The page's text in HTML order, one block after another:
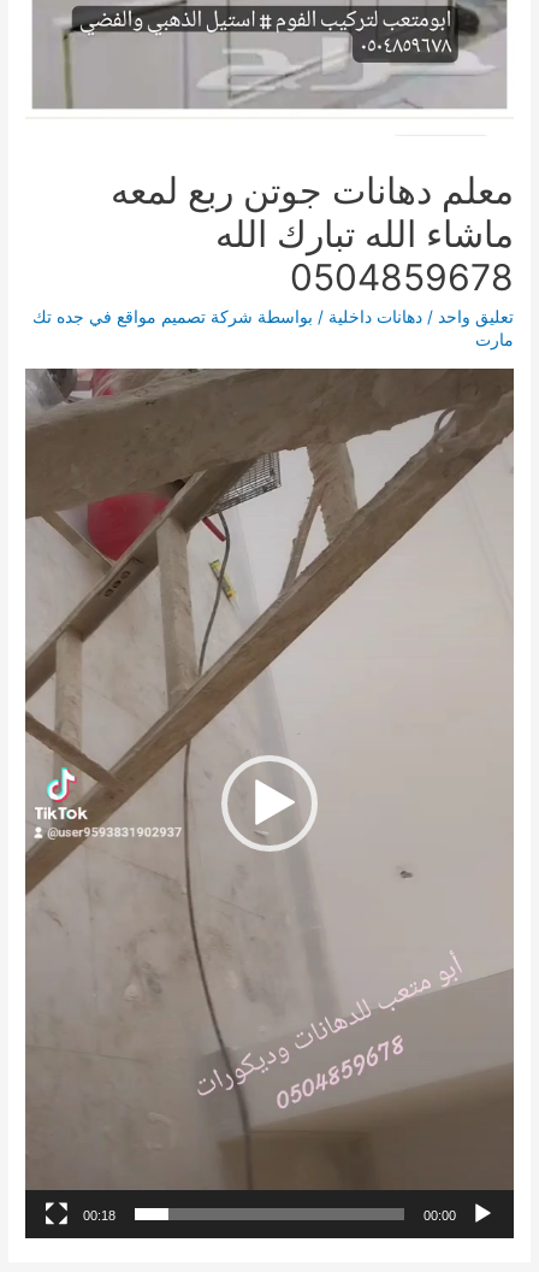
معلم دهانات جوتن ربع لمعه
ماشاء الله تبارك الله
0504859678
تعليق واحد /دهانات داخلية / بواسطة شركة تصميم مواقع في جده تك
مارت
الفيديو
00:00
00:18
القائمة